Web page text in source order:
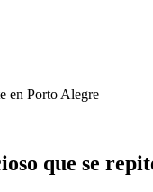
en Porto Alegre
que se